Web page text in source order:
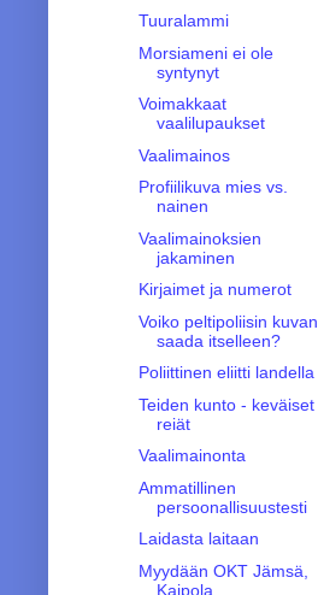
Tuuralammi
Morsiameni ei ole
syntynyt
Voimakkaat
vaalilupaukset
Vaalimainos
Profiilikuva mies vs.
nainen
Vaalimainoksien
jakaminen
Kirjaimet ja numerot
Voiko peltipoliisin kuvan
saada itselleen?
Poliittinen eliitti landella
Teiden kunto - keväiset
reiät
Vaalimainonta
Ammatillinen
persoonallisuustesti
Laidasta laitaan
Myydään OKT Jämsä,
Kaipola